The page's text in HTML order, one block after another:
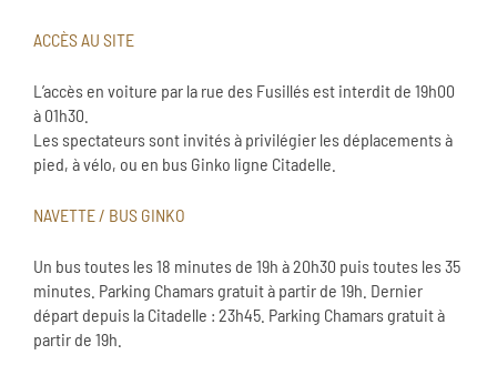
ACCÈS AU SITE
L’accès en voiture par la rue des Fusillés est interdit de 19h00
à 01h30.
Les spectateurs sont invités à privilégier les déplacements à
pied, à vélo, ou en bus Ginko ligne Citadelle.
NAVETTE / BUS GINKO
Un bus toutes les 18 minutes de 19h à 20h30 puis toutes les 35
minutes. Parking Chamars gratuit à partir de 19h. Dernier
départ depuis la Citadelle : 23h45. Parking Chamars gratuit à
partir de 19h.